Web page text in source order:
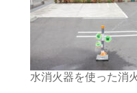
水消火器を使った消